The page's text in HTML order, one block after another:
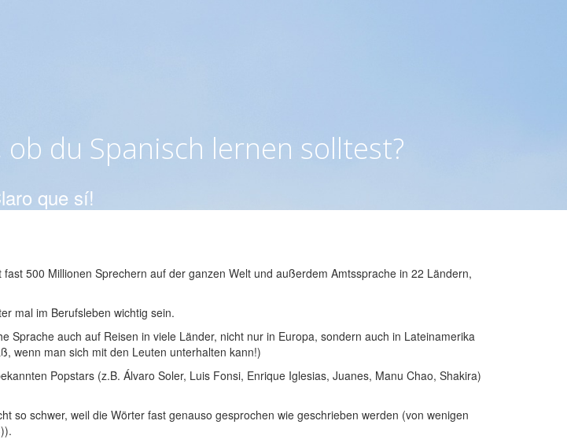
du Spanisch lernen solltest?
que sí!
500 Millionen Sprechern auf der ganzen Welt und außerdem Amtssprache in 22 Ländern,
mal im Berufsleben wichtig sein.
Sprache auch auf Reisen in viele Länder, nicht nur in Europa, sondern auch in Lateinamerika
wenn man sich mit den Leuten unterhalten kann!)
Popstars (z.B. Álvaro Soler, Luis Fonsi, Enrique Iglesias, Juanes, Manu Chao, Shakira)
so schwer, weil die Wörter fast genauso gesprochen wie geschrieben werden (von wenigen